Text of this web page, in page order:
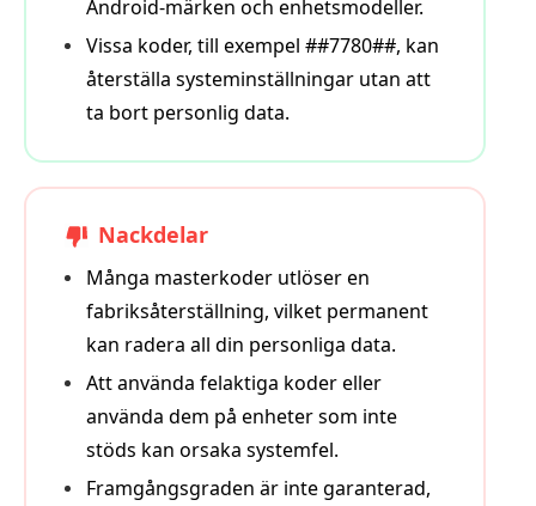
Android‑märken och enhetsmodeller.
Vissa koder, till exempel ##7780##, kan
återställa systeminställningar utan att
ta bort personlig data.
Nackdelar
Många masterkoder utlöser en
fabriksåterställning, vilket permanent
kan radera all din personliga data.
Att använda felaktiga koder eller
använda dem på enheter som inte
stöds kan orsaka systemfel.
Framgångsgraden är inte garanterad,